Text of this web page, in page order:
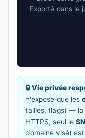
Exporté dans le
🔒 Vie privée
n'expose que les
tailles, flags) — la
HTTPS, seul le
domaine visé) est